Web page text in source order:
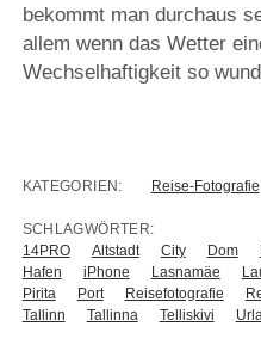
bekommt man durchaus
allem wenn das Wetter
Wechselhaftigkeit so
KATEGORIEN: Reise-Fotografie
SCHLAGWÖRTER:
14PRO
Altstadt City Dom
Hafen
iPhone Lasnamäe
Pirita
Port Reisefotografie
Tallinn
Tallinna Telliskivi